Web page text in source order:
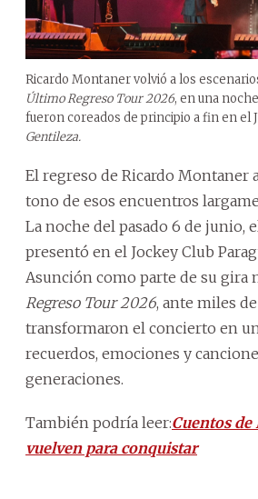
Ricardo Montaner volvió a los
Último Regreso Tour 2026, en una
fueron coreados de principio a fin en el
Gentileza.
El regreso de Ricardo Montaner
tono de esos encuentros
La noche del pasado 6 de junio,
presentó en el Jockey Club
Asunción como parte de su gira
Regreso Tour 2026, ante miles
transformaron el concierto en
recuerdos, emociones y
generaciones.
También podría leer:Cuentos de
vuelven para conquistar